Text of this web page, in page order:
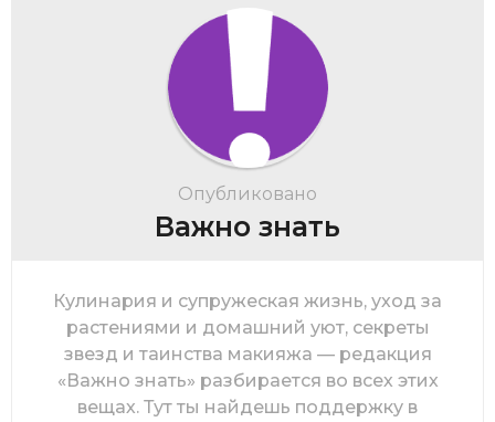
Опубликовано
Важно знать
Кулинария и супружеская жизнь, уход за
растениями и домашний уют, секреты
звезд и таинства макияжа — редакция
«Важно знать» разбирается во всех этих
вещах. Тут ты найдешь поддержку в